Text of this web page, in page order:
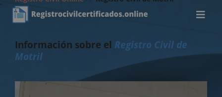
Información sobre el Registro Civil de
Motril